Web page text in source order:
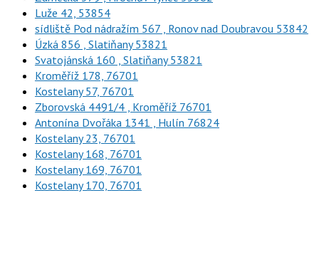
Luže 42, 53854
sídliště Pod nádražím 567 , Ronov nad Doubravou 53842
Úzká 856 , Slatiňany 53821
Svatojánská 160 , Slatiňany 53821
Kroměříž 178, 76701
Kostelany 57, 76701
Zborovská 4491/4 , Kroměříž 76701
Antonína Dvořáka 1341 , Hulín 76824
Kostelany 23, 76701
Kostelany 168, 76701
Kostelany 169, 76701
Kostelany 170, 76701